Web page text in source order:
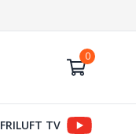
FRILUFT TV